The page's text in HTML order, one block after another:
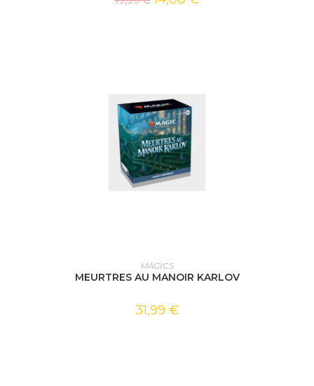
AJOUTER AU PANIER
MAGICS
MEURTRES AU MANOIR KARLOV
31,99 €